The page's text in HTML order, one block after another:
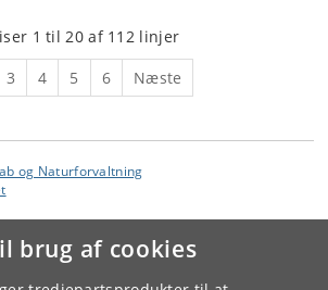
brug af cookies
1 til 20 af 112 linjer
3 4 5 6 Næste
og Naturforvaltning